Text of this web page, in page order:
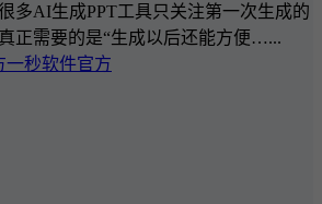
多AI生成PPT工具只关注第一次生成的
正需要的是“生成以后还能方便…...
一秒软件官方